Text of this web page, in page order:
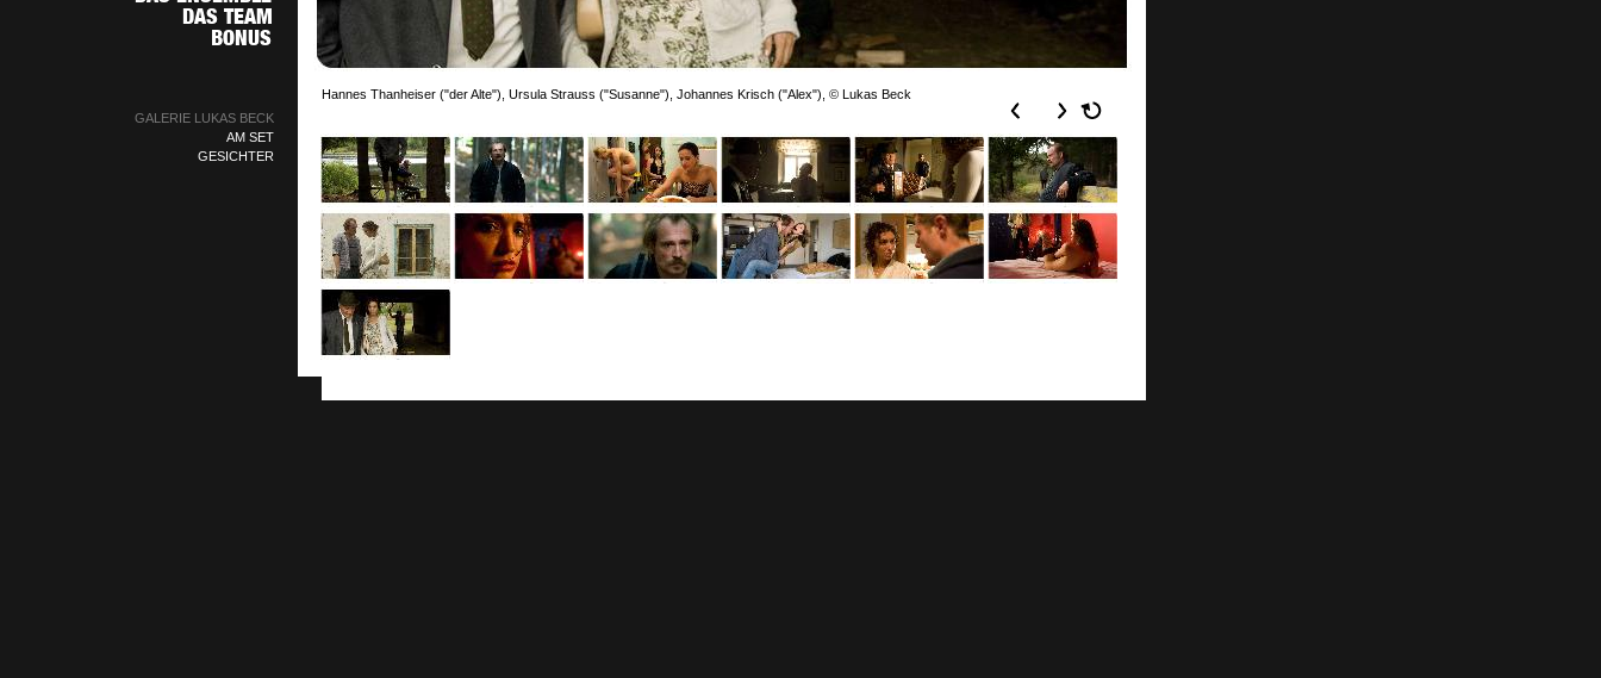
GALERIE LUKAS BECK
AM SET
GESICHTER
Hannes Thanheiser ("der Alte"), Ursula Strauss ("Susanne"), Johannes Krisch ("Alex"), © Lukas Beck